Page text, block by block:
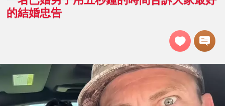
的結婚忠告